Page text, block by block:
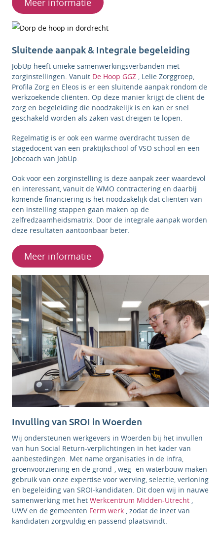
Meer informatie
Sluitende aanpak & Integrale begeleiding
JobUp heeft unieke samenwerkingsverbanden met
zorginstellingen. Vanuit De Hoop GGZ , Lelie Zorggroep,
Profila Zorg en Eleos is er een sluitende aanpak rondom de
werkzoekende cliënten. Op deze manier krijgt de cliënt de
zorg en begeleiding die noodzakelijk is en kan er snel
geschakeld worden als zaken vast dreigen te lopen.
Regelmatig is er ook een warme overdracht tussen de
stagedocent van een praktijkschool of VSO school en een
jobcoach van JobUp.
Ook voor een zorginstelling is deze aanpak zeer waardevol
en interessant, vanuit de WMO contractering en daarbij
komende financiering is het noodzakelijk dat cliënten van
een instelling stappen gaan maken op de
zelfredzaamheidsmatrix. Door de integrale aanpak worden
deze resultaten aantoonbaar beter.
Meer informatie
Invulling van SROI in Woerden
Wij ondersteunen werkgevers in Woerden bij het invullen
van hun Social Return-verplichtingen in het kader van
aanbestedingen. Met name organisaties in de infra,
groenvoorziening en de grond-, weg- en waterbouw maken
gebruik van onze expertise voor werving, selectie, verloning
en begeleiding van SROI-kandidaten. Dit doen wij in nauwe
samenwerking met het Werkcentrum Midden-Utrecht ,
UWV en de gemeenten Ferm werk , zodat de inzet van
kandidaten zorgvuldig en passend plaatsvindt.